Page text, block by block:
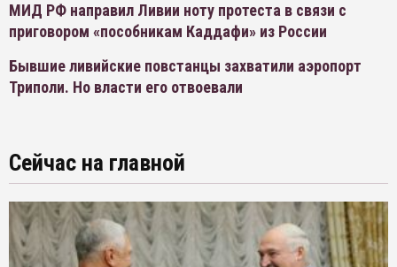
МИД РФ направил Ливии ноту протеста в связи с
приговором «пособникам Каддафи» из России
Бывшие ливийские повстанцы захватили аэропорт
Триполи. Но власти его отвоевали
Сейчас на главной